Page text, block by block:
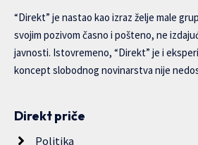
“Direkt” je nastao kao izraz želje male
svojim pozivom časno i pošteno, ne
javnosti. Istovremeno, “Direkt” je i
koncept slobodnog novinarstva nije
Direkt priče
Politika